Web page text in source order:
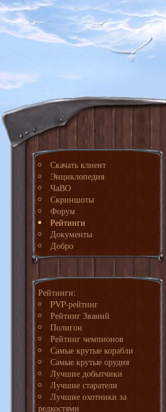
Скачать клиент
Энциклопедия
ЧаВО
Скриншоты
Форум
Рейтинги
Документы
Добро
Рейтинги:
PVP-рейтинг
Рейтинг Званий
Полигон
Рейтинг чемпионов
Самые крутые корабли
Самые крутые орудия
Лучшие добытчики
Лучшие старатели
Лучшие охотники за
редкостями